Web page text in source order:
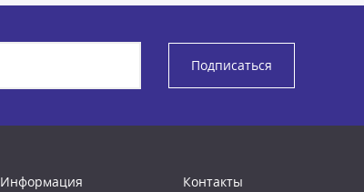
Подписаться
Информация Контакты